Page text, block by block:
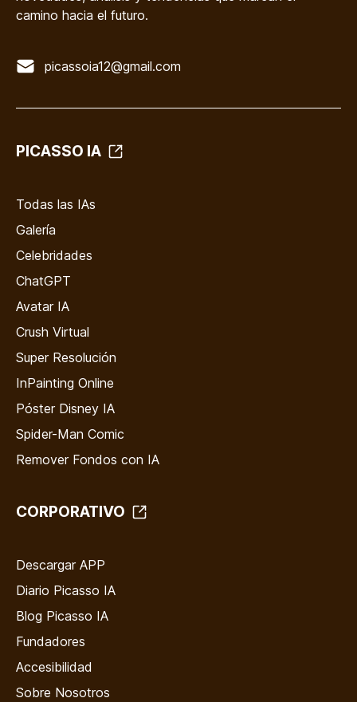
camino hacia el futuro.
picassoia12@gmail.com
PICASSO IA
Todas las IAs
Galería
Celebridades
ChatGPT
Avatar IA
Crush Virtual
Super Resolución
InPainting Online
Póster Disney IA
Spider-Man Comic
Remover Fondos con IA
CORPORATIVO
Descargar APP
Diario Picasso IA
Blog Picasso IA
Fundadores
Accesibilidad
Sobre Nosotros